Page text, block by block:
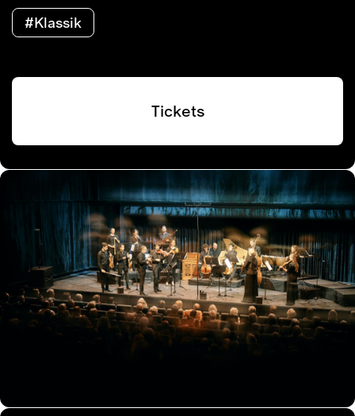
#Klassik
Tickets